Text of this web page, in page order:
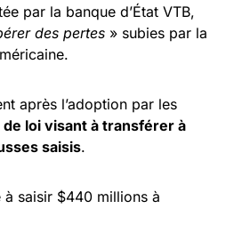
par la banque d’État VTB,
des pertes » subies par la
après l’adoption par les
loi visant à transférer à
saisis.
à saisir $440 millions à